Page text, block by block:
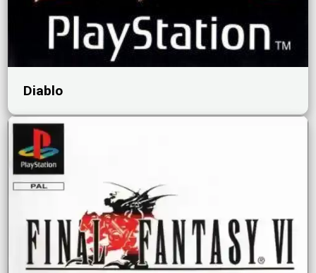
Diablo